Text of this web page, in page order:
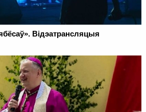
Відэатрансляцыя